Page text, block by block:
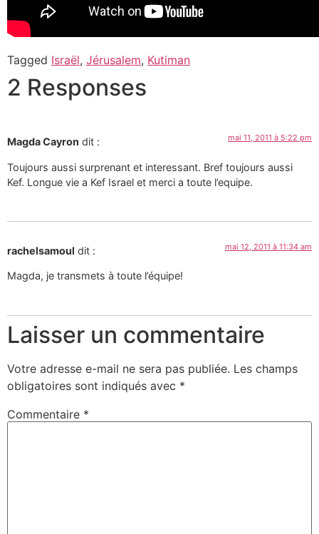
Tagged Israël, Jérusalem, Kutiman
2 Responses
Magda Cayron dit : mai 11, 2011 à 5:22 pm
Toujours aussi surprenant et interessant. Bref toujours aussi
Kef. Longue vie a Kef Israel et merci a toute l’equipe.
rachelsamoul dit : mai 12, 2011 à 11:34 am
Magda, je transmets à toute l’équipe!
Laisser un commentaire
Votre adresse e-mail ne sera pas publiée. Les champs
obligatoires sont indiqués avec *
Commentaire *